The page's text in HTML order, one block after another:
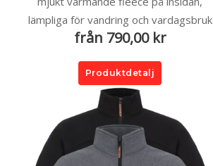
lämpliga för vandring och vardagsbruk
från 790,00 kr
Produktdetalj